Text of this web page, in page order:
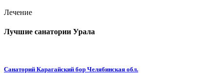
Лечение
Лучшие санатории Урала
Санаторий Карагайский бор Челябинская обл.